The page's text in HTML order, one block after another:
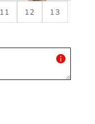
11 12 13